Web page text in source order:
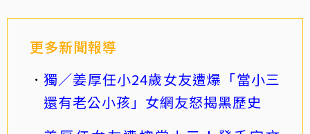
更多新聞報導
獨／姜厚任小24歲女友遭爆「當小三
還有老公小孩」女網友怒揭黑歷史